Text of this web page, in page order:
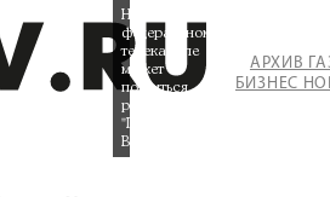
АРХИВ
БИЗНЕС
На
федеральном
телеканале
может
появиться
реклама
"Покупай
Вятское"